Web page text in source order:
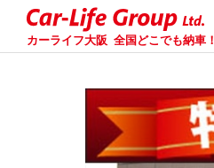
カーライフ大阪 全国どこでも納車！